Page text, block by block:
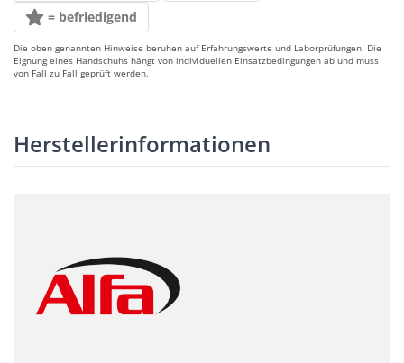
= befriedigend
Die oben genannten Hinweise beruhen auf Erfahrungswerte und Laborprüfungen. Die
Eignung eines Handschuhs hängt von individuellen Einsatzbedingungen ab und muss
von Fall zu Fall geprüft werden.
Herstellerinformationen